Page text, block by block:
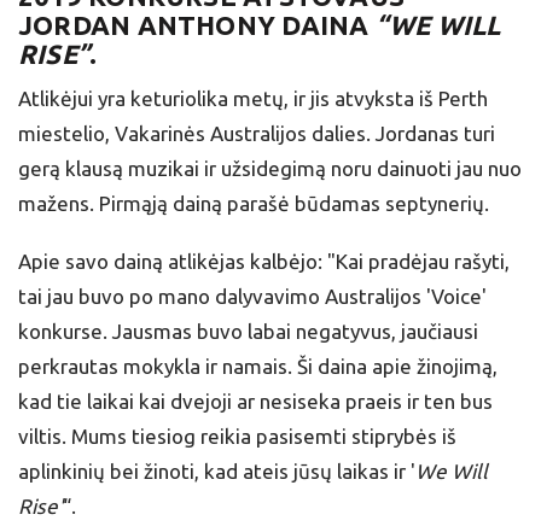
JORDAN ANTHONY DAINA “WE WILL
RISE”.
Atlikėjui yra keturiolika metų, ir jis atvyksta iš Perth
miestelio, Vakarinės Australijos dalies. Jordanas turi
gerą klausą muzikai ir užsidegimą noru dainuoti jau nuo
mažens. Pirmąją dainą parašė būdamas septynerių.
Apie savo dainą atlikėjas kalbėjo: "Kai pradėjau rašyti,
tai jau buvo po mano dalyvavimo Australijos 'Voice'
konkurse. Jausmas buvo labai negatyvus, jaučiausi
perkrautas mokykla ir namais. Ši daina apie žinojimą,
kad tie laikai kai dvejoji ar nesiseka praeis ir ten bus
viltis. Mums tiesiog reikia pasisemti stiprybės iš
aplinkinių bei žinoti, kad ateis jūsų laikas ir ' We Will
Rise'“.